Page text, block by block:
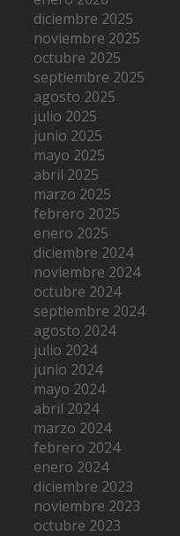
diciembre 2025
noviembre 2025
octubre 2025
septiembre 2025
agosto 2025
julio 2025
junio 2025
mayo 2025
abril 2025
marzo 2025
febrero 2025
enero 2025
diciembre 2024
noviembre 2024
octubre 2024
septiembre 2024
agosto 2024
julio 2024
junio 2024
mayo 2024
abril 2024
marzo 2024
febrero 2024
enero 2024
diciembre 2023
noviembre 2023
octubre 2023